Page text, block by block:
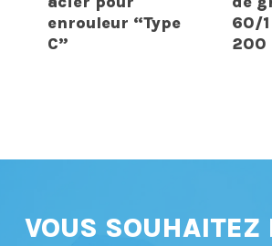
enrouleur “Type
C”
60/
200
VOUS SOUHAITEZ